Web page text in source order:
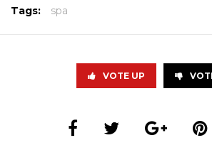
Tags: spa
VOTE UP